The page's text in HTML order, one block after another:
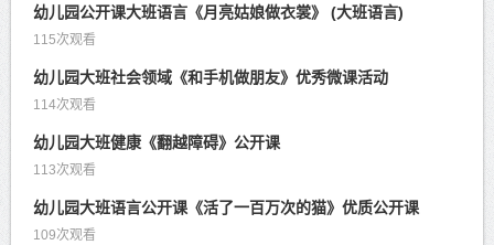
幼儿园公开课大班语言《月亮姑娘做衣裳》 (大班语言)
115次观看
幼儿园大班社会领域《和手机做朋友》优秀微课活动
114次观看
幼儿园大班健康《翻越障碍》公开课
113次观看
幼儿园大班语言公开课《活了一百万次的猫》优质公开课
109次观看